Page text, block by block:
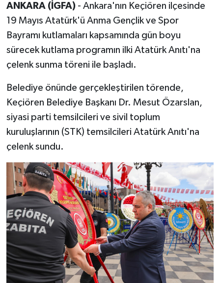
ANKARA (İGFA)- Ankara'nın Keçiören ilçesinde
19 Mayıs Atatürk'ü Anma Gençlik ve Spor
Bayramı kutlamaları kapsamında gün boyu
sürecek kutlama programın ilki Atatürk Anıtı'na
çelenk sunma töreni ile başladı.
Belediye önünde gerçekleştirilen törende,
Keçiören Belediye Başkanı Dr. Mesut Özarslan,
siyasi parti temsilcileri ve sivil toplum
kuruluşlarının (STK) temsilcileri Atatürk Anıtı'na
çelenk sundu.